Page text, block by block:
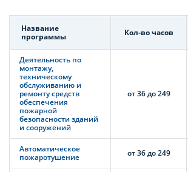
Название
программы
Кол-во часов
Деятельность по
монтажу,
техническому
обслуживанию и
ремонту средств
обеспечения
пожарной
безопасности зданий
и сооружений
от 36 до 249
Автоматическое
пожаротушение
от 36 до 249